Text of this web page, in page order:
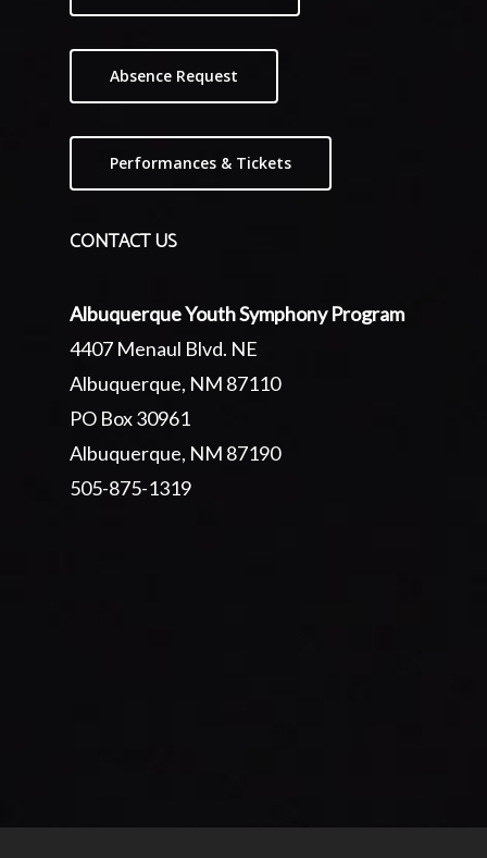
Absence Request
Performances & Tickets
CONTACT US
Albuquerque Youth Symphony Program
4407 Menaul Blvd. NE
Albuquerque, NM 87110
PO Box 30961
Albuquerque, NM 87190
505-875-1319